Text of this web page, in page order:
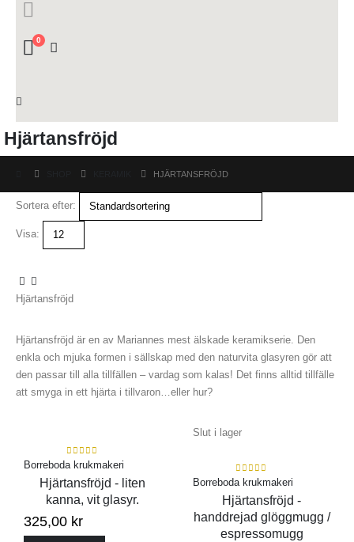
0
Hjärtansfröjd
HJÄRTANSFRÖJD
Sortera efter:
Visa:
Hjärtansfröjd
Hjärtansfröjd är en av Mariannes mest älskade keramikserie. Den
enkla och mjuka formen i sällskap med den naturvita glasyren gör att
den passar till alla tillfällen – vardag som kalas! Det finns alltid tillfälle
att smyga in ett hjärta i tillvaron…eller hur?
0 out of 5
Borreboda krukmakeri
Hjärtansfröjd - liten
kanna, vit glasyr.
325,00 kr
Slut i lager
0 out of 5
Borreboda krukmakeri
Hjärtansfröjd -
handdrejad glöggmugg /
espressomugg